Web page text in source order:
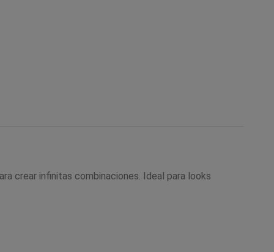
crear infinitas combinaciones. Ideal para looks